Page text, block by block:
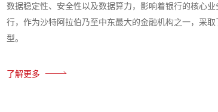
数据稳定性、安全性以及数据算力，影响着银行的核心
行，作为沙特阿拉伯乃至中东最大的金融机构之一，采
型。
了解更多